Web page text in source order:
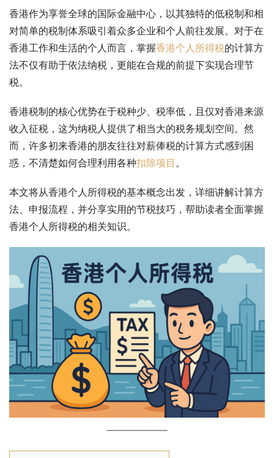
香港作为享誉全球的国际金融中心，以其独特的低税制和相
对简单的税制体系吸引着众多企业和个人前往发展。对于在
香港工作和生活的个人而言，掌握香港个人所得税的计算方
法不仅有助于依法纳税，更能在合规的前提下实现合理节
税。
香港税制的核心优势在于税种少、税率低，且仅对香港来源
收入征税，这为纳税人提供了相当大的税务规划空间。然
而，许多初来香港的朋友往往对薪俸税的计算方式感到困
惑，不清楚如何合理利用各种扣除项目 。
本文将从香港个人所得税的基本概念出发，详细讲解计算方
法、申报流程，并分享实用的节税技巧，帮助读者全面掌握
香港个人所得税的相关知识。